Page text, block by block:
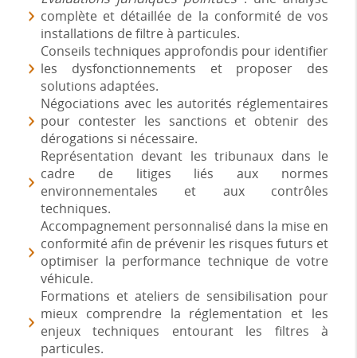
complète et détaillée de la conformité de vos
installations de filtre à particules.
Conseils techniques approfondis pour identifier
les dysfonctionnements et proposer des
solutions adaptées.
Négociations avec les autorités réglementaires
pour contester les sanctions et obtenir des
dérogations si nécessaire.
Représentation devant les tribunaux dans le
cadre de litiges liés aux normes
environnementales et aux contrôles
techniques.
Accompagnement personnalisé dans la mise en
conformité afin de prévenir les risques futurs et
optimiser la performance technique de votre
véhicule.
Formations et ateliers de sensibilisation pour
mieux comprendre la réglementation et les
enjeux techniques entourant les filtres à
particules.